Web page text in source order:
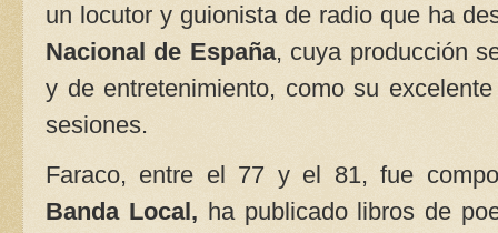
un locutor y guionista de radio que ha
Nacional de España, cuya producción
y de entretenimiento, como su
sesiones.
Faraco, entre el 77 y el 81, fue
Banda Local, ha publicado libros de